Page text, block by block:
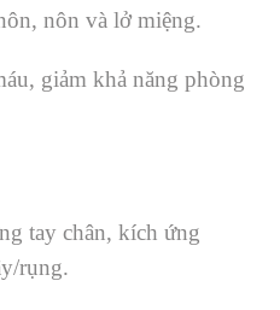
nôn và lở miệng.
giảm khả năng phòng
tay chân, kích ứng
rụng.